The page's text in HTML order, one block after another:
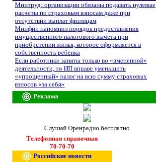
Минтруд: организации обязаны подавать нулевые
расчеты по страховым взносам даже при
отсутствии выплат физлицам
Минфин напомнил порядок предоставления
имущественного налогового вычета при
приобретении жилья, которое оформляется в
собственность ребенка
Если работники заняты только во «вмененной»
деятельности, то ИП вправе уменьшить
«упрощенный» налог на всю сумму страховых
взносов «за себя»
Реклама
Слушай Оренрадио бесплатно
Телефонная справочная
70-70-70
Российские новости